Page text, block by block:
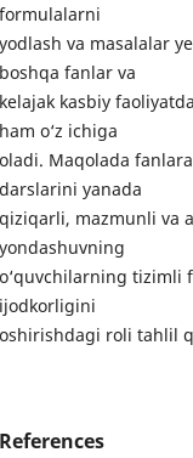
formulalarni
yodlash va masalalar
boshqa fanlar va
kelajak kasbiy
ham o‘z ichiga
oladi. Maqolada
darslarini yanada
qiziqarli, mazmunli va
yondashuvning
o‘quvchilarning tizimli
ijodkorligini
oshirishdagi roli tahlil
References